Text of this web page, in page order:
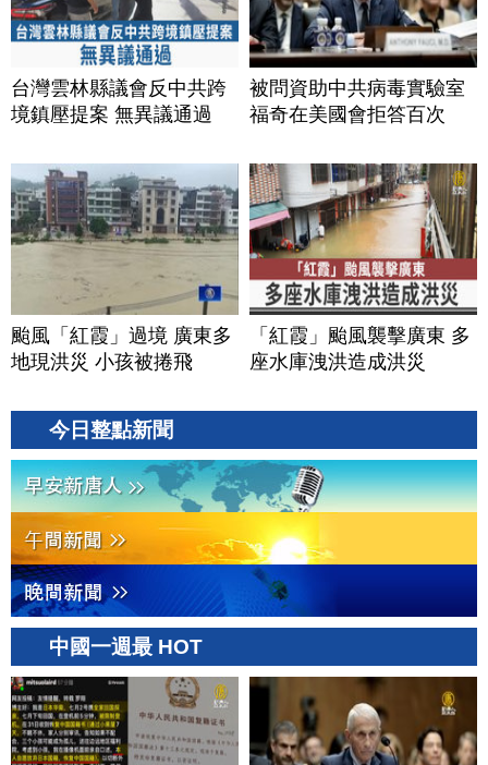
台灣雲林縣議會反中共跨
境鎮壓提案 無異議通過
被問資助中共病毒實驗室
福奇在美國會拒答百次
颱風「紅霞」過境 廣東多
地現洪災 小孩被捲飛
「紅霞」颱風襲擊廣東 多
座水庫洩洪造成洪災
今日整點新聞
中國一週最 HOT